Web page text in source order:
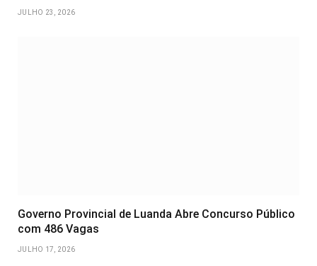
JULHO 23, 2026
Governo Provincial de Luanda Abre Concurso Público
com 486 Vagas
JULHO 17, 2026